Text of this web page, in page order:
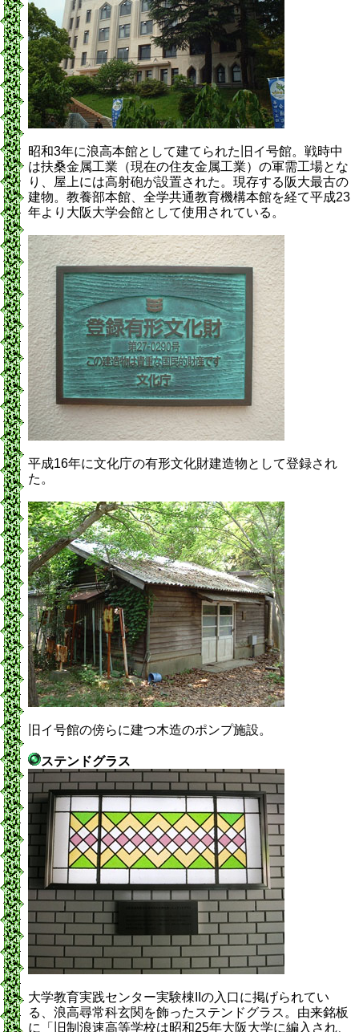
昭和3年に浪高本館として建てられた旧イ号館。戦時中
は扶桑金属工業（現在の住友金属工業）の軍需工場とな
り、屋上には高射砲が設置された。現存する阪大最古の
建物。教養部本館、全学共通教育機構本館を経て平成23
年より大阪大学会館として使用されている。
平成16年に文化庁の有形文化財建造物として登録され
た。
旧イ号館の傍らに建つ木造のポンプ施設。
ステンドグラス
大学教育実践センター実験棟IIの入口に掲げられてい
る、浪高尋常科玄関を飾ったステンドグラス。由来銘板
に「旧制浪速高等学校は昭和25年大阪大学に編入され、